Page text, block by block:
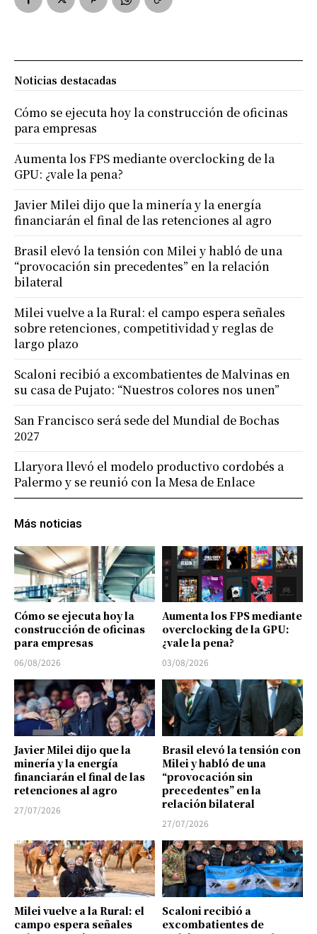
Más noticias
Cómo se ejecuta hoy la
construcción de oficinas
para empresas
06/08/2026
Aumenta los FPS mediante
overclocking de la GPU:
¿vale la pena?
03/08/2026
Javier Milei dijo que la
minería y la energía
financiarán el final de las
retenciones al agro
27/07/2026
Brasil elevó la tensión con
Milei y habló de una
“provocación sin
precedentes” en la
relación bilateral
27/07/2026
Milei vuelve a la Rural: el
campo espera señales
Scaloni recibió a
excombatientes de
Noticias destacadas
Cómo se ejecuta hoy la construcción de oficinas
para empresas
Aumenta los FPS mediante overclocking de la
GPU: ¿vale la pena?
Javier Milei dijo que la minería y la energía
financiarán el final de las retenciones al agro
Brasil elevó la tensión con Milei y habló de una
“provocación sin precedentes” en la relación
bilateral
Milei vuelve a la Rural: el campo espera señales
sobre retenciones, competitividad y reglas de
largo plazo
Scaloni recibió a excombatientes de Malvinas en
su casa de Pujato: “Nuestros colores nos unen”
San Francisco será sede del Mundial de Bochas
2027
Llaryora llevó el modelo productivo cordobés a
Palermo y se reunió con la Mesa de Enlace